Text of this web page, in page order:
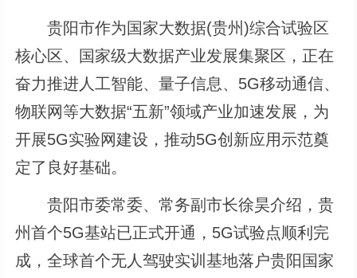
贵阳市作为国家大数据(贵州)综合试验区
核心区、国家级大数据产业发展集聚区，正在
奋力推进人工智能、量子信息、5G移动通信、
物联网等大数据“五新”领域产业加速发展，为
开展5G实验网建设，推动5G创新应用示范奠
定了良好基础。
贵阳市委常委、常务副市长徐昊介绍，贵
州首个5G基站已正式开通，5G试验点顺利完
成，全球首个无人驾驶实训基地落户贵阳国家